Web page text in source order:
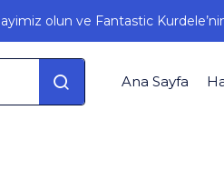
olun ve Fantastic
Ana Sayfa